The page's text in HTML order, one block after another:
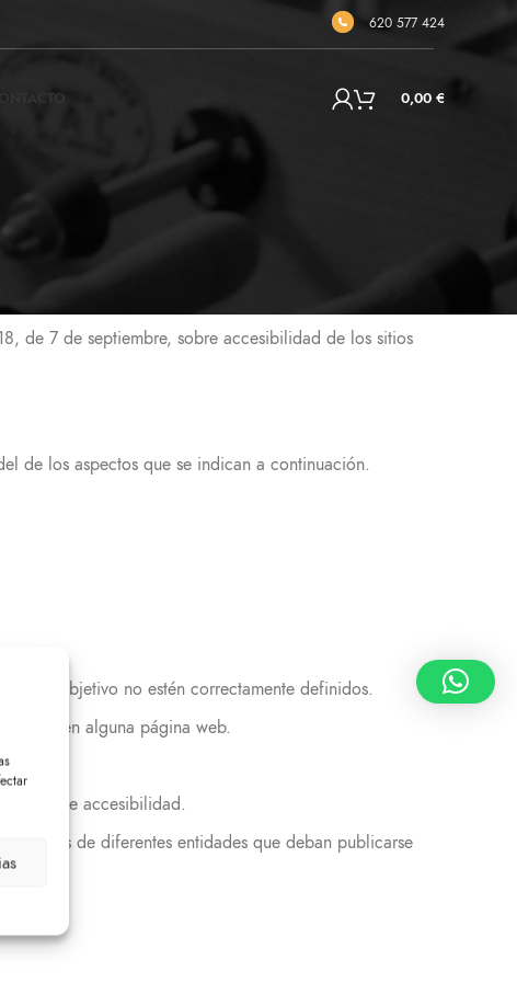
620 577 424
0,00 €
de 7 de septiembre, sobre accesibilidad de los sitios
de los aspectos que se indican a continuación.
u objetivo no estén correctamente definidos.
en alguna página web.
de accesibilidad.
de diferentes entidades que deban publicarse